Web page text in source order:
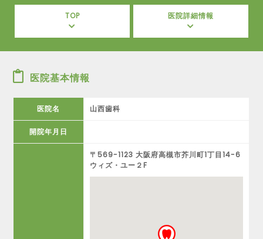
TOP 医院詳細情報
医院基本情報
医院名 山西歯科
開院年月日
〒569-1123 大阪府高槻市芥川町1丁目14-6
ウィズ・ユー２F